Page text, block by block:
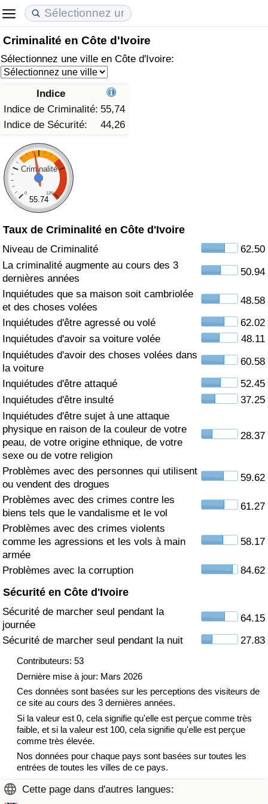
Criminalité en Côte d'Ivoire
Sélectionnez une ville en Côte d'Ivoire:
Indice
Indice de Criminalité: 55,74
Indice de Sécurité:
44,26
Criminalité
0 120
55.74
Taux de Criminalité en Côte d'Ivoire
Niveau de Criminalité
62.50
La criminalité augmente au cours des 3
dernières années
50.94
Inquiétudes que sa maison soit cambriolée
et des choses volées
48.58
Inquiétudes d'être agressé ou volé
62.02
Inquiétudes d'avoir sa voiture volée
48.11
Inquiétudes d'avoir des choses volées dans
la voiture
60.58
Inquiétudes d'être attaqué
52.45
Inquiétudes d'être insulté
37.25
Inquiétudes d'être sujet à une attaque
physique en raison de la couleur de votre
peau, de votre origine ethnique, de votre
sexe ou de votre religion
28.37
Problèmes avec des personnes qui utilisent
ou vendent des drogues
59.62
Problèmes avec des crimes contre les
biens tels que le vandalisme et le vol
61.27
Problèmes avec des crimes violents
comme les agressions et les vols à main
armée
58.17
Problèmes avec la corruption 84.62
Sécurité en Côte d'Ivoire
Sécurité de marcher seul pendant la
journée
64.15
Sécurité de marcher seul pendant la nuit
27.83
Contributeurs: 53
Dernière mise à jour: Mars 2026
Ces données sont basées sur les perceptions des visiteurs de
ce site au cours des 3 dernières années.
Si la valeur est 0, cela signifie qu'elle est perçue comme très
faible, et si la valeur est 100, cela signifie qu'elle est perçue
comme très élevée.
Nos données pour chaque pays sont basées sur toutes les
entrées de toutes les villes de ce pays.
Cette page dans d'autres langues:
Coût de la vie
Indice du Coût de la Vie (Actuel)
Indice du Coût de la Vie
Indice du coût de la vie par pays
à Akaba
Prix de l'immobilier
Indice des Prix de l'immobilier (Actuel)
Indice des Prix de l'immobilier
Indice des Prix de l'immobilier par Pays
Qualité de Vie
Indice de Qualité de Vie
Indice de Qualité de Vie (Actuel)
Indice de qualité de vie par pays
Criminalité
Indice de Criminalité (Actuel)
Indice de Criminalité
Indice de criminalité par pays
Soins de santé
Indice des soins de santé (Actuel)
Indice des soins de santé
Indice des soins de santé par Pays
Pollution
Indice de Pollution (Actuel)
Indice de pollution
Indice de Pollution par Pays
Trafic
Indice de Trafic
Indice de Trafic (Actuel)
Indice de Trafic par Pays